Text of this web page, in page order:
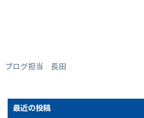
ブログ担当 長田
最近の投稿